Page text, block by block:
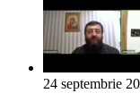
24 septembrie